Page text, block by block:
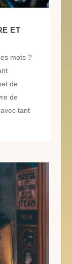
ET
mots ?
de
de
tant